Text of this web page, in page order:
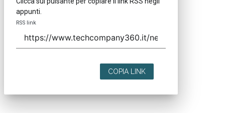
appunti.
RSS link
COPIA LINK